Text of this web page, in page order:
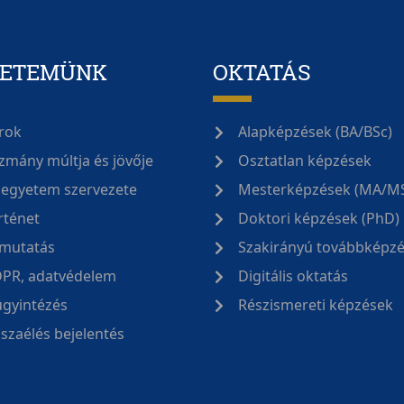
múltja és jövője
szervezete
adatvédelem
bejelentés
OKTATÁS
Alapképzések (BA/BSc)
Osztatlan képzések
Mesterképzések (MA/
Doktori képzések (PhD)
Szakirányú
Digitális oktatás
Részismereti képzések